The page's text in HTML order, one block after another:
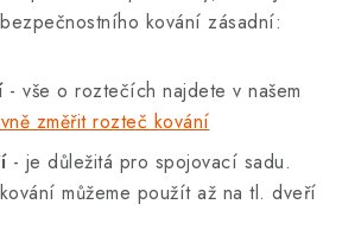
kování zásadní:
- vše o roztečích najdete v našem
změřit rozteč kování
- je důležitá pro spojovací sadu.
můžeme použít až na tl. dveří